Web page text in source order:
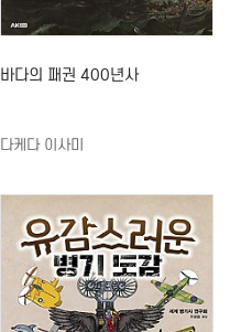
바다의 패권 400년사
다케다 이사미